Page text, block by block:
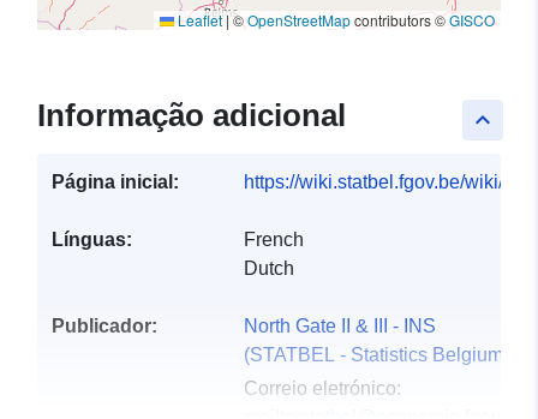
Leaflet|©OpenStreetMapcontributors ©GISCO
keyboard_arrow_up
Informação adicional
Página inicial: https://wiki.statbel.fgov.be/wiki/
Línguas:
French
Dutch
Publicador:
North Gate II & III - INS
(STATBEL - Statistics Belgium)
Correio eletrónico: